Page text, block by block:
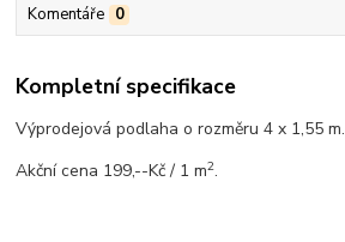
Komentáře 0
Kompletní specifikace
Výprodejová podlaha o rozměru 4 x 1,55 m.
Akční cena 199,--Kč / 1 m2.